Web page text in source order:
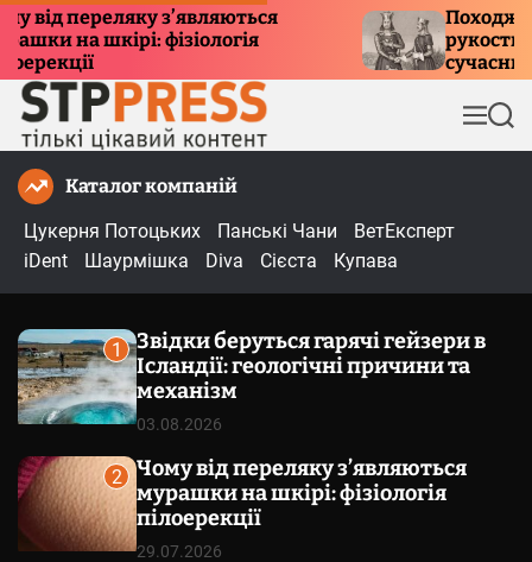
переляку з’являються
на шкірі: фізіологія
Походження
сучасний
М
е
П
о
Каталог компаній
Цукерня Потоцьких
Панські Чани
ВетЕксперт
iDent
Шаурмішка Diva Сієста Купава
1
Звідки беруться гарячі гейзери в
Ісландії: геологічні причини та
механізм
03.08.2026
2
Чому від переляку з’являються
мурашки на шкірі: фізіологія
пілоерекції
29.07.2026